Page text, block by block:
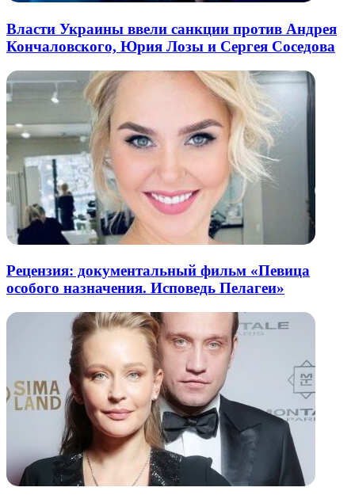
Власти Украины ввели санкции против Андрея
Кончаловского, Юрия Лозы и Сергея Соседова
Рецензия: документальный фильм «Певица
особого назначения. Исповедь Пелагеи»